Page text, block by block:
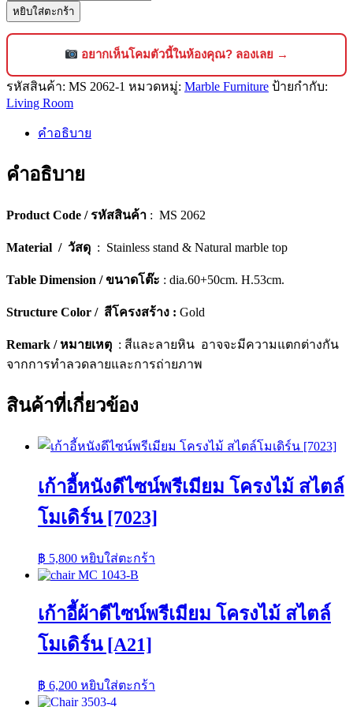
โต๊ะ
กลาง
อ่อน
ดีไซน์
หรูหรา
สไตล์
เดิร์น
หยิบใส่ตะกร้า
อยากเห็นโคมตัวนี้ในห้องคุณ? ลองเลย →
รหัสสินค้า: MS 2062-1 หมวดหมู่: Marble Furniture ป้ายกำกับ:
Living Room
คำอธิบาย
คำอธิบาย
Product Code / รหัสสินค้า : MS 2062
Material / วัสดุ : Stainless stand & Natural marble top
Table Dimension / ขนาดโต๊ะ : dia.60+50cm. H.53cm.
Structure Color / สีโครงสร้าง : Gold
Remark / หมายเหตุ : สีและลายหิน อาจจะมีความแตกต่างกัน
จากการทำลวดลายและการถ่ายภาพ
สินค้าที่เกี่ยวข้อง
เก้าอี้หนังดีไซน์พรีเมียม โครงไม้ สไตล์
โมเดิร์น [7023]
฿ 5,800 หยิบใส่ตะกร้า
เก้าอี้ผ้าดีไซน์พรีเมียม โครงไม้ สไตล์
โมเดิร์น [A21]
฿ 6,200 หยิบใส่ตะกร้า